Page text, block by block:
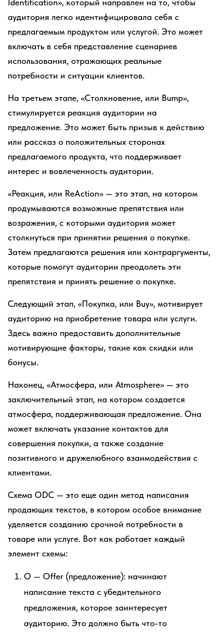
Identification», который направлен на то, чтобы
аудитория легко идентифицировала себя с
предлагаемым продуктом или услугой. Это может
включать в себя представление сценариев
использования, отражающих реальные
потребности и ситуации клиентов.
На третьем этапе, «Столкновение, или Bump»,
стимулируется реакция аудитории на
предложение. Это может быть призыв к действию
или рассказ о положительных сторонах
предлагаемого продукта, что поддерживает
интерес и вовлеченность аудитории.
«Реакция, или ReAction» — это этап, на котором
продумываются возможные препятствия или
возражения, с которыми аудитория может
столкнуться при принятии решения о покупке.
Затем предлагаются решения или контраргументы,
которые помогут аудитории преодолеть эти
препятствия и принять решение о покупке.
Следующий этап, «Покупка, или Buy», мотивирует
аудиторию на приобретение товара или услуги.
Здесь важно предоставить дополнительные
мотивирующие факторы, такие как скидки или
бонусы.
Наконец, «Атмосфера, или Atmosphere» — это
заключительный этап, на котором создается
атмосфера, поддерживающая предложение. Она
может включать указание контактов для
совершения покупки, а также создание
позитивного и дружелюбного взаимодействия с
клиентами.
Схема ODC — это еще один метод написания
продающих текстов, в котором особое внимание
уделяется созданию срочной потребности в
товаре или услуге. Вот как работает каждый
элемент схемы:
О — Offer (предложение): начинают
написание текста с убедительного
предложения, которое заинтересует
аудиторию. Это должно быть что-то